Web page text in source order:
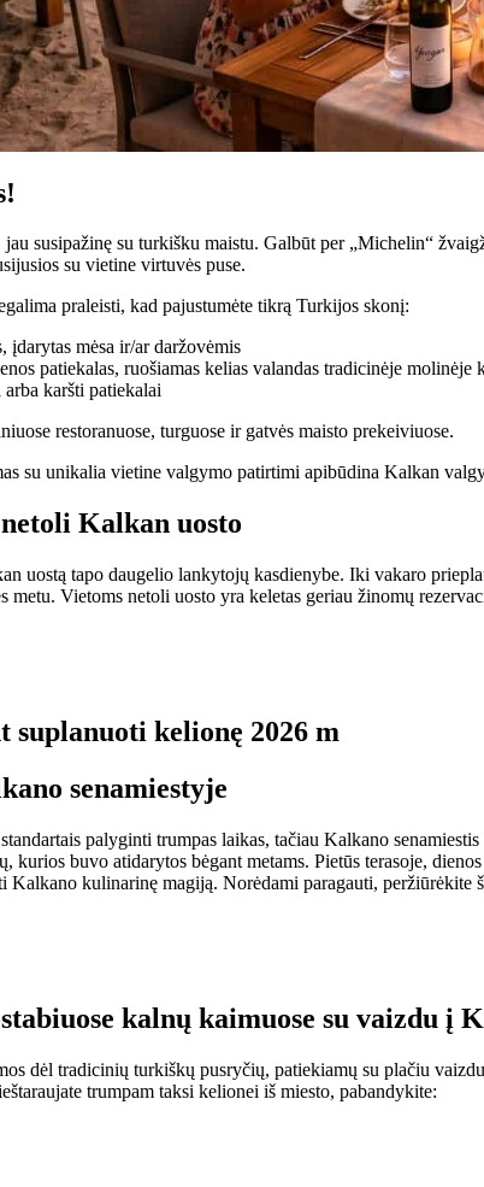
susipažinę su turkišku maistu. Galbūt per „Michelin“
su vietine virtuvės puse.
praleisti, kad pajustumėte tikrą Turkijos skonį:
įdarytas mėsa ir/ar daržovėmis
patiekalas, ruošiamas kelias valandas tradicinėje molinėje
karšti patiekalai
restoranuose, turguose ir gatvės maisto prekeiviuose.
su unikalia vietine valgymo patirtimi apibūdina Kalkan
Kalkan uosto
uostą tapo daugelio lankytojų kasdienybe. Iki vakaro
metu. Vietoms netoli uosto yra keletas geriau žinomų
kelionę 2026 m
senamiestyje
palyginti trumpas laikas, tačiau Kalkano
kurios buvo atidarytos bėgant metams. Pietūs terasoje,
Kalkano kulinarinę magiją. Norėdami paragauti, peržiūrėkite
kalnų kaimuose su vaizdu į
dėl tradicinių turkiškų pusryčių, patiekiamų su plačiu
trumpam taksi kelionei iš miesto, pabandykite: